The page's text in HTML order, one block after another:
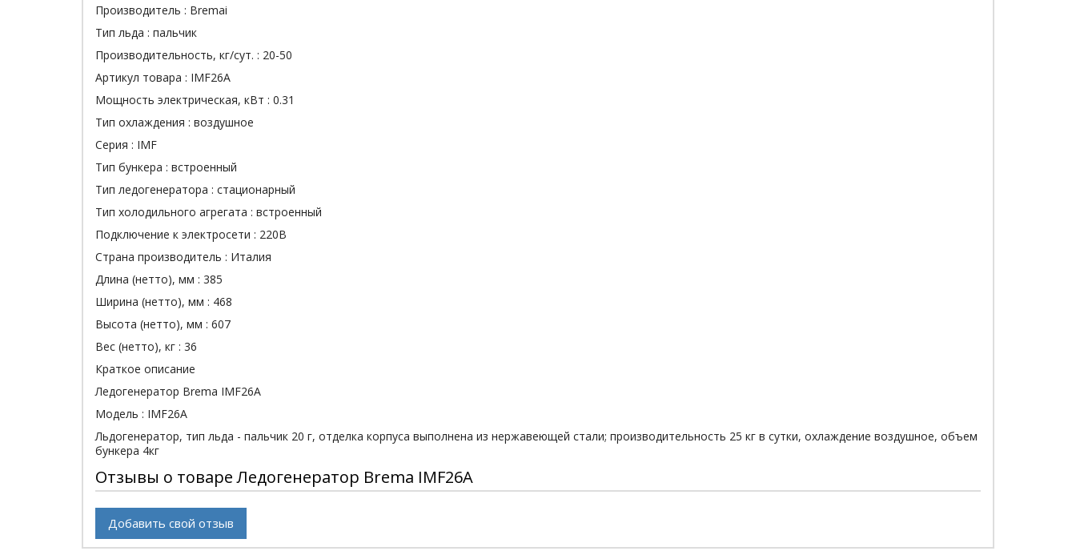
Производитель : Bremai
Тип льда : пальчик
Производительность, кг/сут. : 20-50
Артикул товара : IMF26A
Мощность электрическая, кВт : 0.31
Тип охлаждения : воздушное
Серия : IMF
Тип бункера : встроенный
Тип ледогенератора : стационарный
Тип холодильного агрегата : встроенный
Подключение к электросети : 220В
Страна производитель : Италия
Длина (нетто), мм : 385
Ширина (нетто), мм : 468
Высота (нетто), мм : 607
Вес (нетто), кг : 36
Краткое описание
Ледогенератор Brema IMF26A
Модель : IMF26A
Льдогенератор, тип льда - пальчик 20 г, отделка корпуса выполнена из нержавеющей стали; производительность 25 кг в сутки, охлаждение воздушное, объем
бункера 4кг
Отзывы о товаре Ледогенератор Brema IMF26A
Добавить свой отзыв